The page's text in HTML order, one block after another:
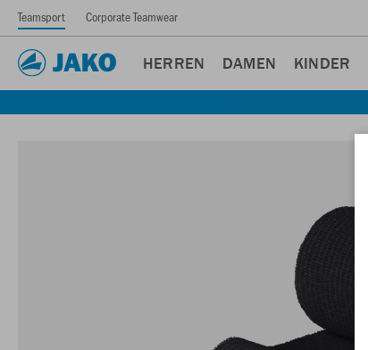
Teamsport Corporate Teamwear
HERREN DAMEN KINDER